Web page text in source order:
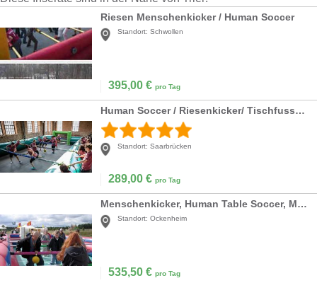
Riesen Menschenkicker / Human Soccer
Standort: Schwollen
395,00 € pro Tag
Human Soccer / Riesenkicker/ Tischfussball/ Kicker/ Menschenkicker
Standort: Saarbrücken
289,00 € pro Tag
Menschenkicker, Human Table Soccer, Megakicker
Standort: Ockenheim
535,50 € pro Tag